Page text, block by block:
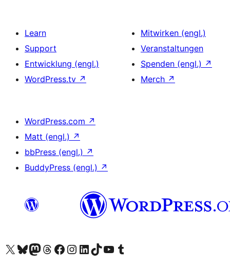
Learn
Support
Entwicklung (engl.)
WordPress.tv ↗
Mitwirken (engl.)
Veranstaltungen
Spenden (engl.) ↗
Merch ↗
WordPress.com ↗
Matt (engl.) ↗
bbPress (engl.) ↗
BuddyPress (engl.) ↗
Unser X-Konto (früher Twitter) besuchen
Unser Bluesky-Konto besuchen
Unser Mastodon-Konto besuchen
Unser Threads-Konto besuchen
Unsere Facebook-Seite besuchen
Unser Instagram-Konto besuchen
Unser LinkedIn-Konto besuchen
Unser TikTok-Konto besuchen
Unseren YouTube-Kanal besuchen
Unser Tumblr-Konto besuchen